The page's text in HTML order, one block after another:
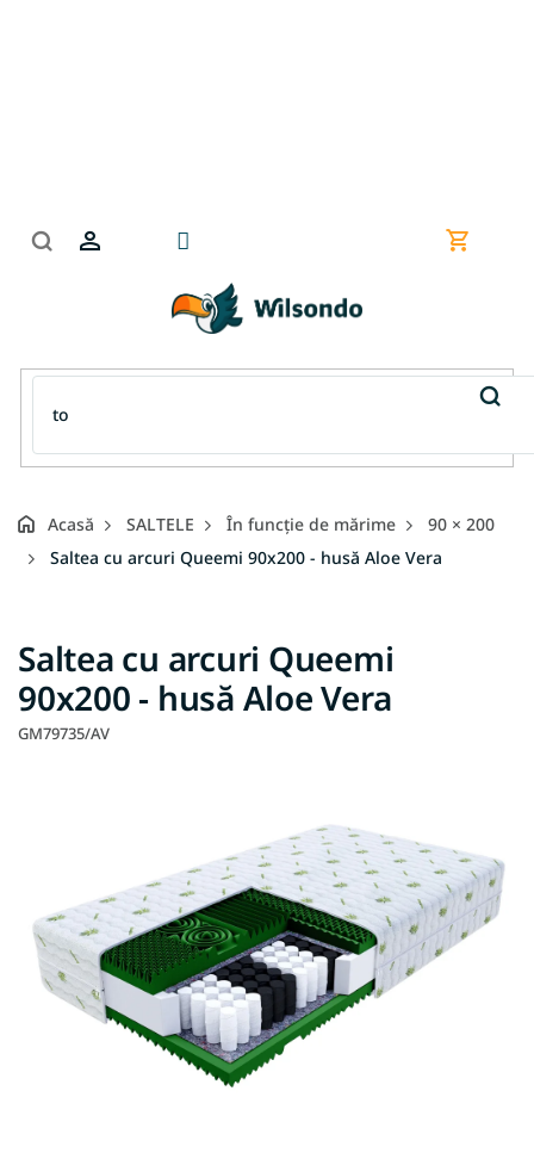
Coş
Acasă SALTELE În funcție de mărime
90 × 200
Saltea cu arcuri Queemi 90x200 - husă Aloe Vera
Saltea cu arcuri Queemi
90x200 - husă Aloe Vera
GM79735/AV